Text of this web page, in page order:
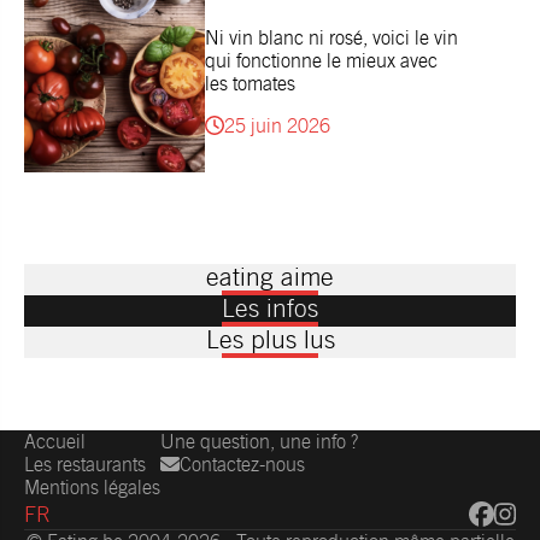
Ni vin blanc ni rosé, voici le vin
qui fonctionne le mieux avec
les tomates
25 juin 2026
eating aime
Les infos
Les plus lus
Accueil
Les restaurants
Mentions légales
Une question, une info ?
Contactez-nous
FR